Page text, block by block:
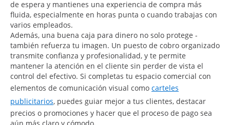
de espera y mantienes una experiencia de compra más
fluida, especialmente en horas punta o cuando trabajas con
varios empleados.
Además, una buena caja para dinero no solo protege -
también refuerza tu imagen. Un puesto de cobro organizado
transmite confianza y profesionalidad, y te permite
mantener la atención en el cliente sin perder de vista el
control del efectivo. Si completas tu espacio comercial con
elementos de comunicación visual como carteles
publicitarios, puedes guiar mejor a tus clientes, destacar
precios o promociones y hacer que el proceso de pago sea